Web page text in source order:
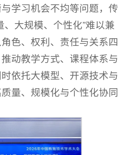
学习机会不均等问题，传
大规模、个性化”难以兼
色、权利、责任与关系四
动教学方式、课程体系与
依托大模型、开源技术与
量、规模化与个性化协同